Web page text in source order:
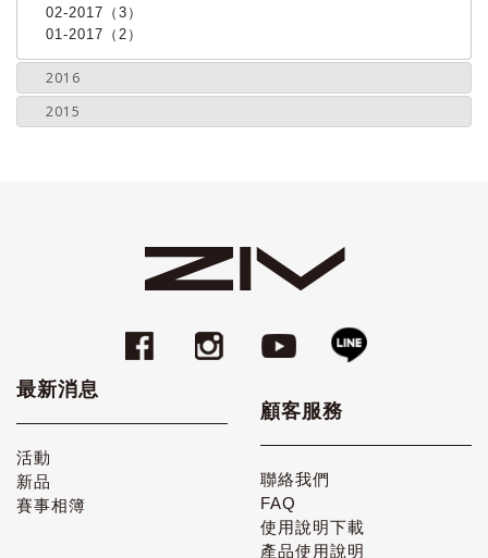
02-2017（3）
01-2017（2）
2016
2015
最新消息
活動
新品
賽事相簿
顧客服務
聯絡我們
FAQ
使用說明下載
產品使用說明